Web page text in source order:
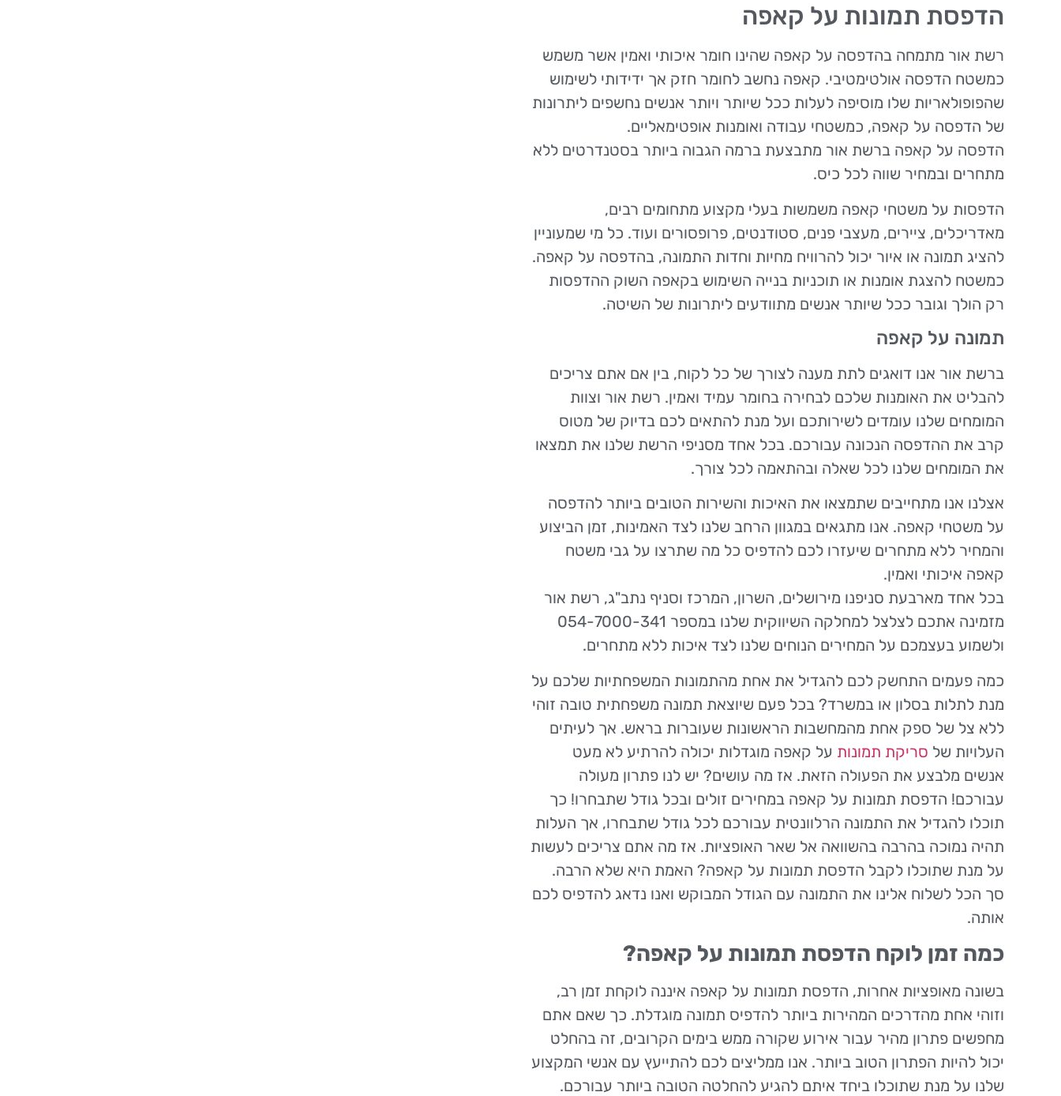
הדפסת תמונות על קאפה
רשת אור מתמחה בהדפסה על קאפה שהינו חומר איכותי ואמין אשר משמש
כמשטח הדפסה אולטימטיבי. קאפה נחשב לחומר חזק אך ידידותי לשימוש
שהפופולאריות שלו מוסיפה לעלות ככל שיותר ויותר אנשים נחשפים ליתרונות
של הדפסה על קאפה, כמשטחי עבודה ואומנות אופטימאליים.
הדפסה על קאפה ברשת אור מתבצעת ברמה הגבוה ביותר בסטנדרטים ללא
מתחרים ובמחיר שווה לכל כיס.
הדפסות על משטחי קאפה משמשות בעלי מקצוע מתחומים רבים,
מאדריכלים, ציירים, מעצבי פנים, סטודנטים, פרופסורים ועוד. כל מי שמעוניין
להציג תמונה או איור יכול להרוויח מחיות וחדות התמונה, בהדפסה על קאפה.
כמשטח להצגת אומנות או תוכניות בנייה השימוש בקאפה השוק ההדפסות
רק הולך וגובר ככל שיותר אנשים מתוודעים ליתרונות של השיטה.
תמונה על קאפה
ברשת אור אנו דואגים לתת מענה לצורך של כל לקוח, בין אם אתם צריכים
להבליט את האומנות שלכם לבחירה בחומר עמיד ואמין. רשת אור וצוות
המומחים שלנו עומדים לשירותכם ועל מנת להתאים לכם בדיוק של מטוס
קרב את ההדפסה הנכונה עבורכם. בכל אחד מסניפי הרשת שלנו את תמצאו
את המומחים שלנו לכל שאלה ובהתאמה לכל צורך.
אצלנו אנו מתחייבים שתמצאו את האיכות והשירות הטובים ביותר להדפסה
על משטחי קאפה. אנו מתגאים במגוון הרחב שלנו לצד האמינות, זמן הביצוע
והמחיר ללא מתחרים שיעזרו לכם להדפיס כל מה שתרצו על גבי משטח
קאפה איכותי ואמין.
בכל אחד מארבעת סניפנו מירושלים, השרון, המרכז וסניף נתב"ג, רשת אור
מזמינה אתכם לצלצל למחלקה השיווקית שלנו במספר 054-7000-341
ולשמוע בעצמכם על המחירים הנוחים שלנו לצד איכות ללא מתחרים.
כמה פעמים התחשק לכם להגדיל את אחת מהתמונות המשפחתיות שלכם על
מנת לתלות בסלון או במשרד? בכל פעם שיוצאת תמונה משפחתית טובה זוהי
ללא צל של ספק אחת מהמחשבות הראשונות שעוברות בראש. אך לעיתים
העלויות של סריקת תמונות על קאפה מוגדלות יכולה להרתיע לא מעט
אנשים מלבצע את הפעולה הזאת. אז מה עושים? יש לנו פתרון מעולה
עבורכם! הדפסת תמונות על קאפה במחירים זולים ובכל גודל שתבחרו! כך
תוכלו להגדיל את התמונה הרלוונטית עבורכם לכל גודל שתבחרו, אך העלות
תהיה נמוכה בהרבה בהשוואה אל שאר האופציות. אז מה אתם צריכים לעשות
על מנת שתוכלו לקבל הדפסת תמונות על קאפה? האמת היא שלא הרבה.
סך הכל לשלוח אלינו את התמונה עם הגודל המבוקש ואנו נדאג להדפיס לכם
אותה.
כמה זמן לוקח הדפסת תמונות על קאפה?
בשונה מאופציות אחרות, הדפסת תמונות על קאפה איננה לוקחת זמן רב,
וזוהי אחת מהדרכים המהירות ביותר להדפיס תמונה מוגדלת. כך שאם אתם
מחפשים פתרון מהיר עבור אירוע שקורה ממש בימים הקרובים, זה בהחלט
יכול להיות הפתרון הטוב ביותר. אנו ממליצים לכם להתייעץ עם אנשי המקצוע
שלנו על מנת שתוכלו ביחד איתם להגיע להחלטה הטובה ביותר עבורכם.